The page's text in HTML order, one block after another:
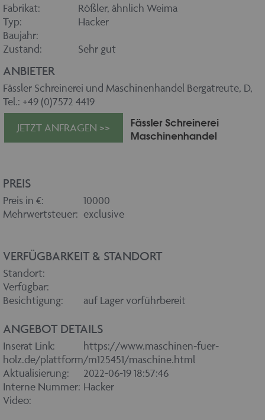
Fabrikat:
Rößler, ähnlich Weima
Typ:
Hacker
Baujahr:
Zustand:
Sehr gut
ANBIETER
Fässler Schreinerei und Maschinenhandel Bergatreute, D,
Tel.: +49 (0)7572 4419
JETZT ANFRAGEN >>
PREIS
Preis in €:
10000
Mehrwertsteuer: exclusive
VERFÜGBARKEIT & STANDORT
Standort:
Verfügbar:
Besichtigung:
auf Lager vorführbereit
ANGEBOT DETAILS
Inserat Link:
https://www.maschinen-fuer-
holz.de/plattform/m125451/maschine.html
Aktualisierung:
2022-06-19 18:57:46
Interne Nummer: Hacker
Video: